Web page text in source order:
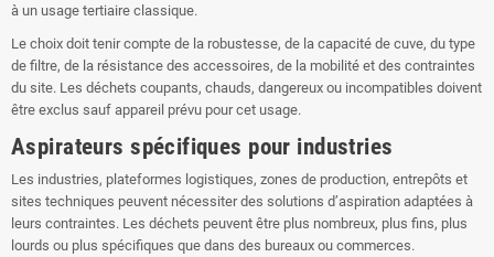
à un usage tertiaire classique.
Le choix doit tenir compte de la robustesse, de la capacité de cuve, du type
de filtre, de la résistance des accessoires, de la mobilité et des contraintes
du site. Les déchets coupants, chauds, dangereux ou incompatibles doivent
être exclus sauf appareil prévu pour cet usage.
Aspirateurs spécifiques pour industries
Les industries, plateformes logistiques, zones de production, entrepôts et
sites techniques peuvent nécessiter des solutions d’aspiration adaptées à
leurs contraintes. Les déchets peuvent être plus nombreux, plus fins, plus
lourds ou plus spécifiques que dans des bureaux ou commerces.